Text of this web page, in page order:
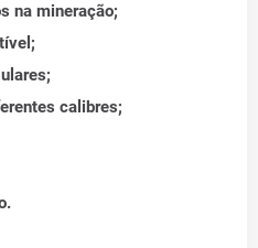
na mineração;
calibres;